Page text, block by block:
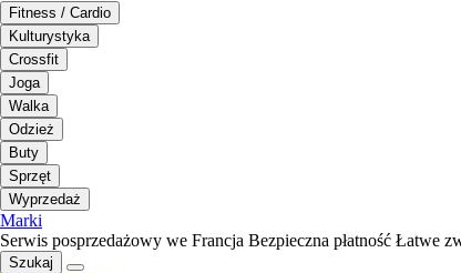
Fitness / Cardio
Kulturystyka
Crossfit
Joga
Walka
Odzież
Buty
Sprzęt
Wyprzedaż
Marki
Serwis posprzedażowy we Francja Bezpieczna płatność Łatwe
Szukaj